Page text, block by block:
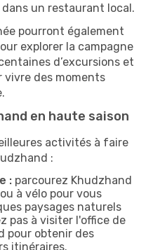
un restaurant local.
pourront également
explorer la campagne
d’excursions et
vivre des moments
en haute saison
activités à faire
:
: parcourez Khudzhand
à vélo pour vous
paysages naturels
pas à visiter l'office de
pour obtenir des
itinéraires.